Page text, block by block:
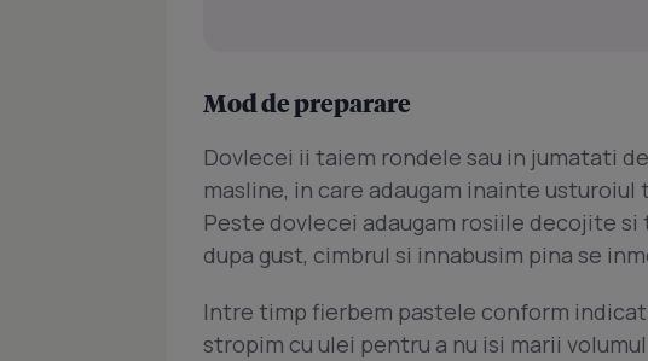
Mod de preparare
Dovlecei ii taiem rondele sau in jumatati
masline, in care adaugam inainte
Peste dovlecei adaugam rosiile decojite
dupa gust, cimbrul si innabusim pina se
Intre timp fierbem pastele conform
stropim cu ulei pentru a nu isi marii